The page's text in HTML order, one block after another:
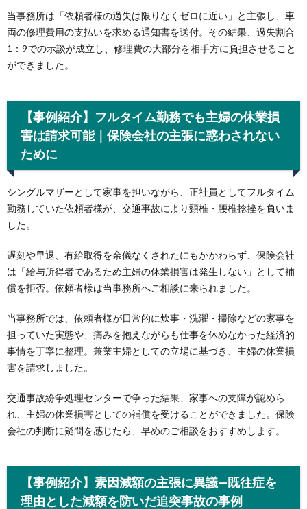
当事務所は「依頼者様の過失は限りなくゼロに近い」と主張し、車
両の修理費用の支払いを求める通知書を送付。その結果、過失割合
1：9での示談が成立し、修理費の大部分を相手方に負担させること
ができました。
【事例紹介】フルタイム勤務でも主婦の休業損
害は請求可能｜保険会社の主張に惑わされない
ために
シングルマザーとして家事を担いながら、正社員としてフルタイム
勤務していた依頼者様が、交通事故により頸椎・腰椎捻挫を負いま
した。
遅刻や早退、有給取得を余儀なくされたにもかかわらず、保険会社
は「給与所得者であるため主婦の休業損害は発生しない」として補
償を拒否。依頼者様は当事務所へご相談に来られました。
当事務所では、依頼者様が日常的に炊事・洗濯・掃除などの家事を
担っていた実態や、痛みを抱えながらも仕事を休めなかった経済的
事情を丁寧に整理。兼業主婦としての立場に基づき、主婦の休業損
害を請求しました。
交通事故紛争処理センターで争った結果、家事への支障が認めら
れ、主婦の休業損害としての補償を受けることができました。保険
会社の判断に疑問を感じたら、早めのご相談をおすすめします。
【事例紹介】素因減額の主張に異議—既往症を
理由とした減額を防いだ追突事故の事例